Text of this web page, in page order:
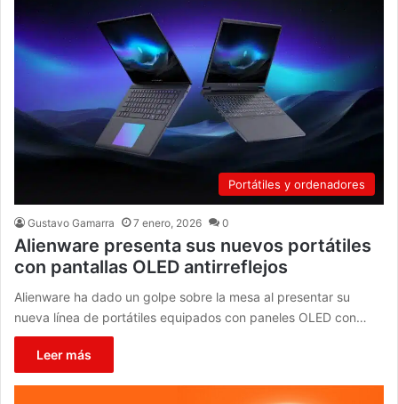
Portátiles y ordenadores
Gustavo Gamarra 7 enero, 2026 0
Alienware presenta sus nuevos portátiles
con pantallas OLED antirreflejos
Alienware ha dado un golpe sobre la mesa al presentar su
nueva línea de portátiles equipados con paneles OLED con…
Leer más